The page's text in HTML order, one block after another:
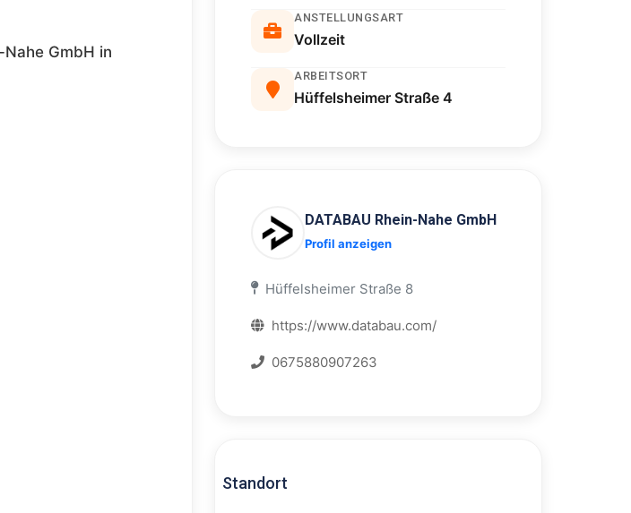
GmbH in
ANSTELLUNGSART
Vollzeit
ARBEITSORT
Hüffelsheimer Straße 4
DATABAU Rhein-Nahe GmbH
Profil anzeigen
Hüffelsheimer Straße 8
https://www.databau.com/
0675880907263
Standort